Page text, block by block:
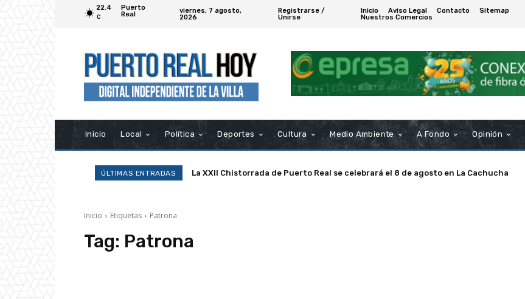
22.4
C
Puerto
Real
viernes, 7 agosto,
2026
Registrarse /
Unirse
Inicio Aviso Legal Contacto
Sitemap
Nuestros Comercios
Inicio Local Política Deportes Cultura Medio Ambiente A Fondo Opinión
ÚLTIMAS ENTRADAS La XXII Chistorrada de Puerto Real se celebrará el 8 de agosto en La Cachucha
Inicio Etiquetas Patrona
Tag: Patrona